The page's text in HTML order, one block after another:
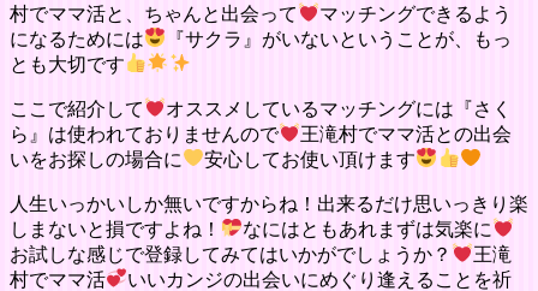
村でママ活と、ちゃんと出会って
マッチングできるよう
になるためには
『サクラ』がいないということが、もっ
とも大切です
ここで紹介して
オススメしているマッチングには『さく
ら』は使われておりませんので
王滝村でママ活との出会
いをお探しの場合に
安心してお使い頂けます
人生いっかいしか無いですからね！出来るだけ思いっきり楽
しまないと損ですよね！
なにはともあれまずは気楽に
お試しな感じで登録してみてはいかがでしょうか？
王滝
村でママ活
いいカンジの出会いにめぐり逢えることを祈